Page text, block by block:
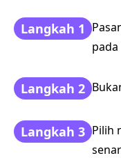
Langkah 1
Langkah 2
Langkah 3 Pilih